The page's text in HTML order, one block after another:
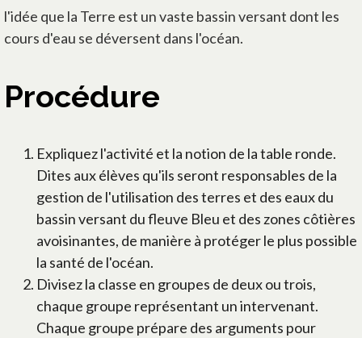
l'idée que la Terre est un vaste bassin versant dont les
cours d'eau se déversent dans l'océan.
Procédure
Expliquez l'activité et la notion de la table ronde.
Dites aux élèves qu'ils seront responsables de la
gestion de l'utilisation des terres et des eaux du
bassin versant du fleuve Bleu et des zones côtières
avoisinantes, de manière à protéger le plus possible
la santé de l'océan.
Divisez la classe en groupes de deux ou trois,
chaque groupe représentant un intervenant.
Chaque groupe prépare des arguments pour